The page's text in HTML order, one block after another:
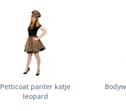
Petticoat panter katje
leopard